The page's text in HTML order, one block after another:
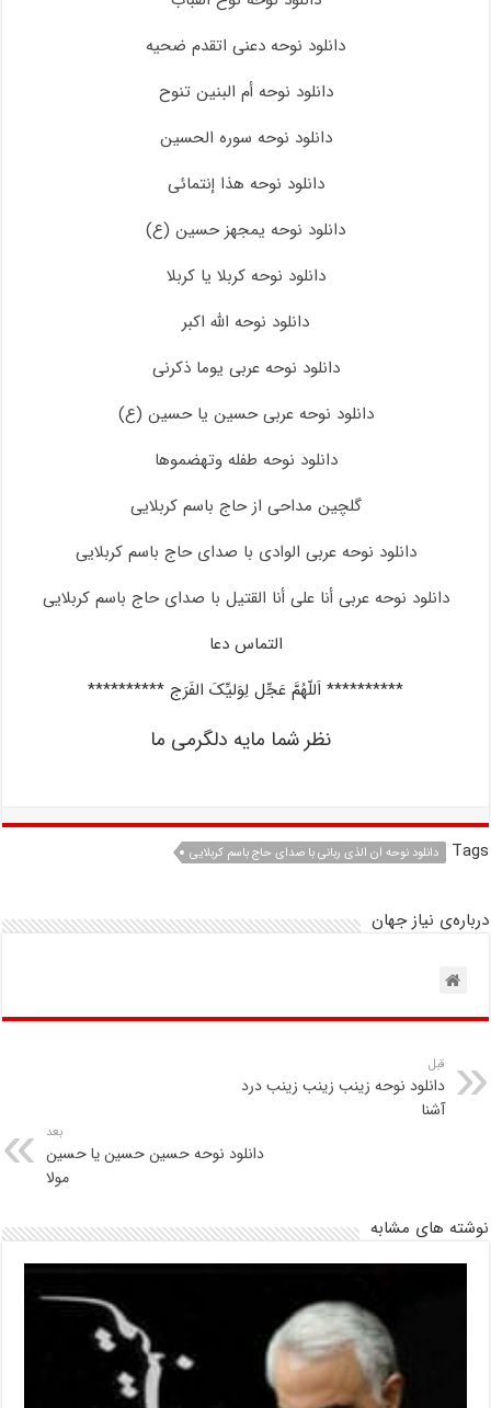
دانلود نوحه دعنی اتقدم ضحیه
دانلود نوحه أم البنین تنوح
دانلود نوحه سوره الحسین
دانلود نوحه هذا إنتمائی
دانلود نوحه یمجهز حسین (ع)
دانلود نوحه کربلا یا کربلا
دانلود نوحه الله اکبر
دانلود نوحه عربی یوما ذکرنی
دانلود نوحه عربی حسین یا حسین (ع)
دانلود نوحه طفله وتهضموها
گلچین مداحی از حاج باسم کربلایی
دانلود نوحه عربی الوادی با صدای حاج باسم کربلایی
دانلود نوحه عربی أنا علی أنا القتیل با صدای حاج باسم کربلایی
التماس دعا
********** اَللّهُمَّ عَجِّل لِوَلیِّکَ الفَرَج **********
نظر شما مایه دلگرمی ما
Tags دانلود نوحه ان الذی ربانی با صدای حاج باسم کربلایی
درباره‌ی نیاز جهان
قبل
دانلود نوحه زینب زینب زینب درد
آشنا
بعد
دانلود نوحه حسین حسین یا حسین
مولا
نوشته های مشابه